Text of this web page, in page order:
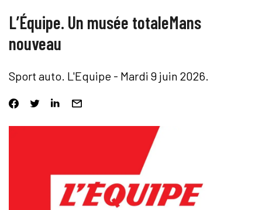
L’Équipe. Un musée totaleMans
nouveau
Sport auto. L'Equipe - Mardi 9 juin 2026.